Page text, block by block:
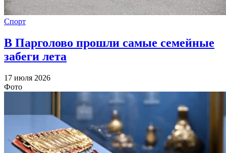
Спорт
В Парголово прошли самые семейные
забеги лета
17 июля 2026
Фото